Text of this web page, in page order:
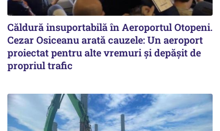
Căldură insuportabilă în Aeroportul Otopeni.
Cezar Osiceanu arată cauzele: Un aeroport
proiectat pentru alte vremuri și depășit de
propriul trafic